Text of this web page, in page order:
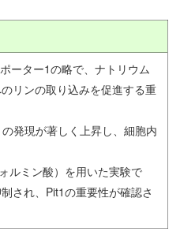
ーター1の略で、ナトリウム
リンの取り込みを促進する重
発現が著しく上昇し、細胞内
ルミン酸）を用いた実験で
され、Pit1の重要性が確認さ